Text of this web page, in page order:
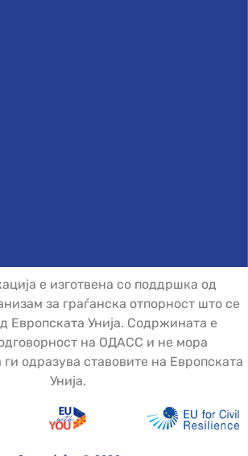
е изготвена со поддршка од
за граѓанска отпорност што се
Европската Унија. Содржината е
на ОДАСС и не мора
одразува ставовите на Европската
Унија.